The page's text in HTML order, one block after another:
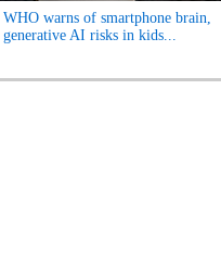
WHO warns of smartphone brain,
generative AI risks in kids...